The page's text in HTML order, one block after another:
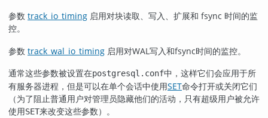
参数 track_io_timing 启用对块读取、写入、扩展和 fsync 时间的监
控。
参数 track_wal_io_timing 启用对WAL写入和fsync时间的监控。
通常这些参数被设置在postgresql.conf中，这样它们会应用于所
有服务器进程，但是可以在单个会话中使用SET命令打开或关闭它们
（为了阻止普通用户对管理员隐藏他们的活动，只有超级用户被允许
使用SET来改变这些参数）。